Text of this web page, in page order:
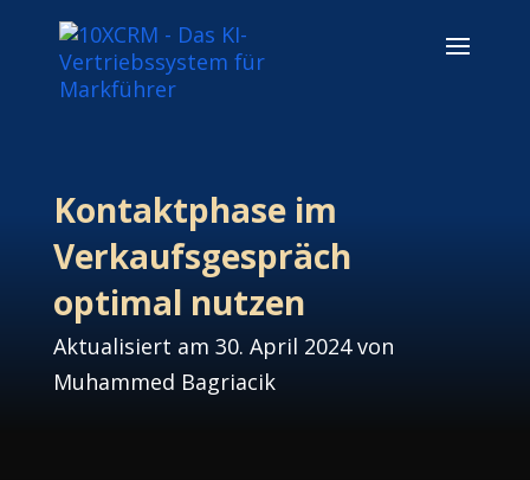
Kontaktphase im
Verkaufsgespräch
optimal nutzen
Aktualisiert am 30. April 2024 von
Muhammed Bagriacik